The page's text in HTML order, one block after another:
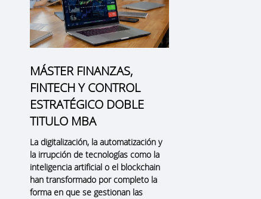
MÁSTER FINANZAS,
FINTECH Y CONTROL
ESTRATÉGICO DOBLE
TITULO MBA
La digitalización, la automatización y
la irrupción de tecnologías como la
inteligencia artificial o el blockchain
han transformado por completo la
forma en que se gestionan las